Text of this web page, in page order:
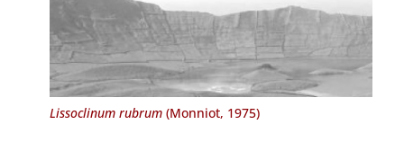
Lissoclinum rubrum(Monniot, 1975)